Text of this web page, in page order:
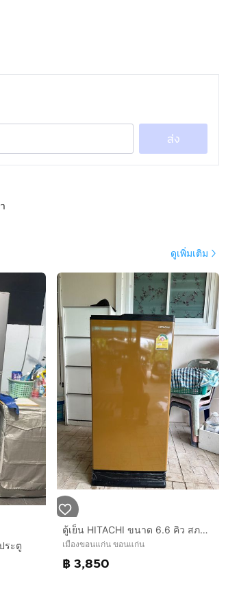
ส่ง
ดูเพิ่มเติม
ระตู
ตู้เย็น HITACHI ขนาด 6.6 คิว สภาพใหม่ใช้แค่ปีเดียว
เมืองขอนแก่น ขอนแก่น
฿ 3,850